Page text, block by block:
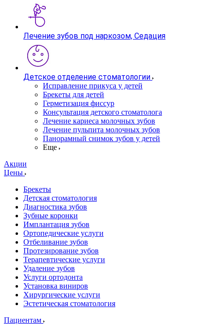
Лечение зубов под наркозом, Седация
Детское отделение стоматологии
Исправление прикуса у детей
Брекеты для детей
Герметизация фиссур
Консультация детского стоматолога
Лечение кариеса молочных зубов
Лечение пульпита молочных зубов
Панорамный снимок зубов у детей
Еще
Акции
Цены
Брекеты
Детская стоматология
Диагностика зубов
Зубные коронки
Имплантация зубов
Ортопедические услуги
Отбеливание зубов
Протезирование зубов
Терапевтические услуги
Удаление зубов
Услуги ортодонта
Установка виниров
Хирургические услуги
Эстетическая стоматология
Пациентам